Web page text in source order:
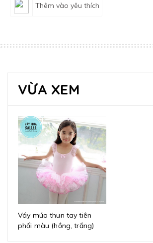
Thêm vào yêu thích
VỪA XEM
Váy múa thun tay tiên
phối màu (hồng, trắng)